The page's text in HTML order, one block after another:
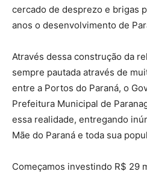
cercado de desprezo e brigas
anos o desenvolvimento de
Através dessa construção da
sempre pautada através de
entre a Portos do Paraná, o
Prefeitura Municipal de
essa realidade, entregando
Mãe do Paraná e toda sua
Começamos investindo R$ 29